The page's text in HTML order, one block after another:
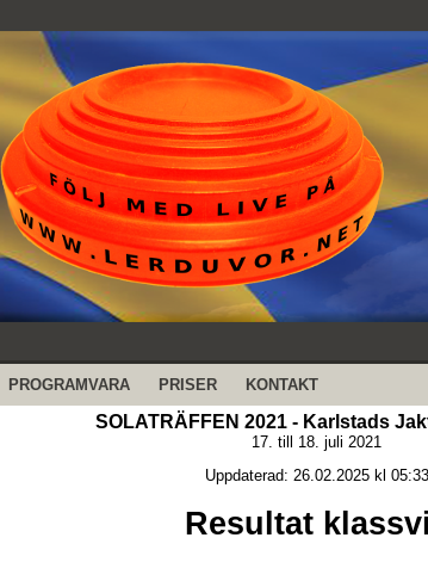
PROGRAMVARA PRISER KONTAKT
SOLATRÄFFEN 2021 - Karlstads
17. till 18. juli 2021
Uppdaterad: 26.02.2025 kl 05:33
Resultat